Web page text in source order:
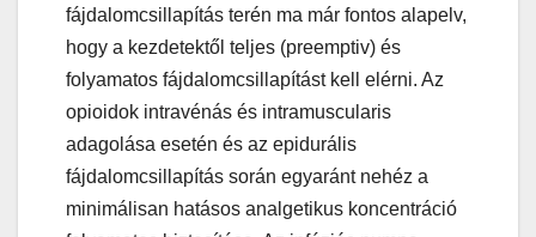
fájdalomcsillapítás terén ma már fontos alapelv,
hogy a kezdetektől teljes (preemptiv) és
folyamatos fájdalomcsillapítást kell elérni. Az
opioidok intravénás és intramuscularis
adagolása esetén és az epidurális
fájdalomcsillapítás során egyaránt nehéz a
minimálisan hatásos analgetikus koncentráció